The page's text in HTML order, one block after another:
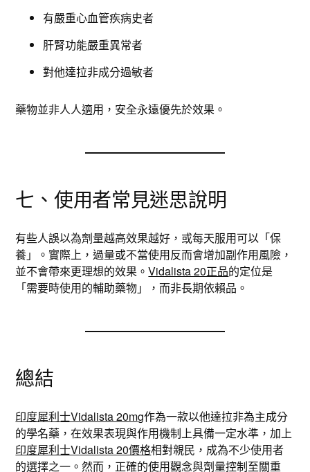
有嚴重心血管疾病史者
肝腎功能嚴重異常者
對他達拉非成分過敏者
藥物並非人人適用，安全永遠優先於效果。
七、使用者常見迷思說明
有些人誤以為劑量越高效果越好，或每天服用可以「保
養」。實際上，過量或不當使用反而會增加副作用風險，
並不會帶來更理想的效果。Vidalista 20正品的定位是
「需要時使用的輔助藥物」，而非長期依賴品。
總結
印度犀利士Vidalista 20mg作為一款以他達拉非為主成分
的學名藥，在效果表現與作用機制上具備一定水準，加上
印度犀利士Vidalista 20價格相對親民，成為不少使用者
的選擇之一。然而，正確的使用觀念與劑量控制至關重